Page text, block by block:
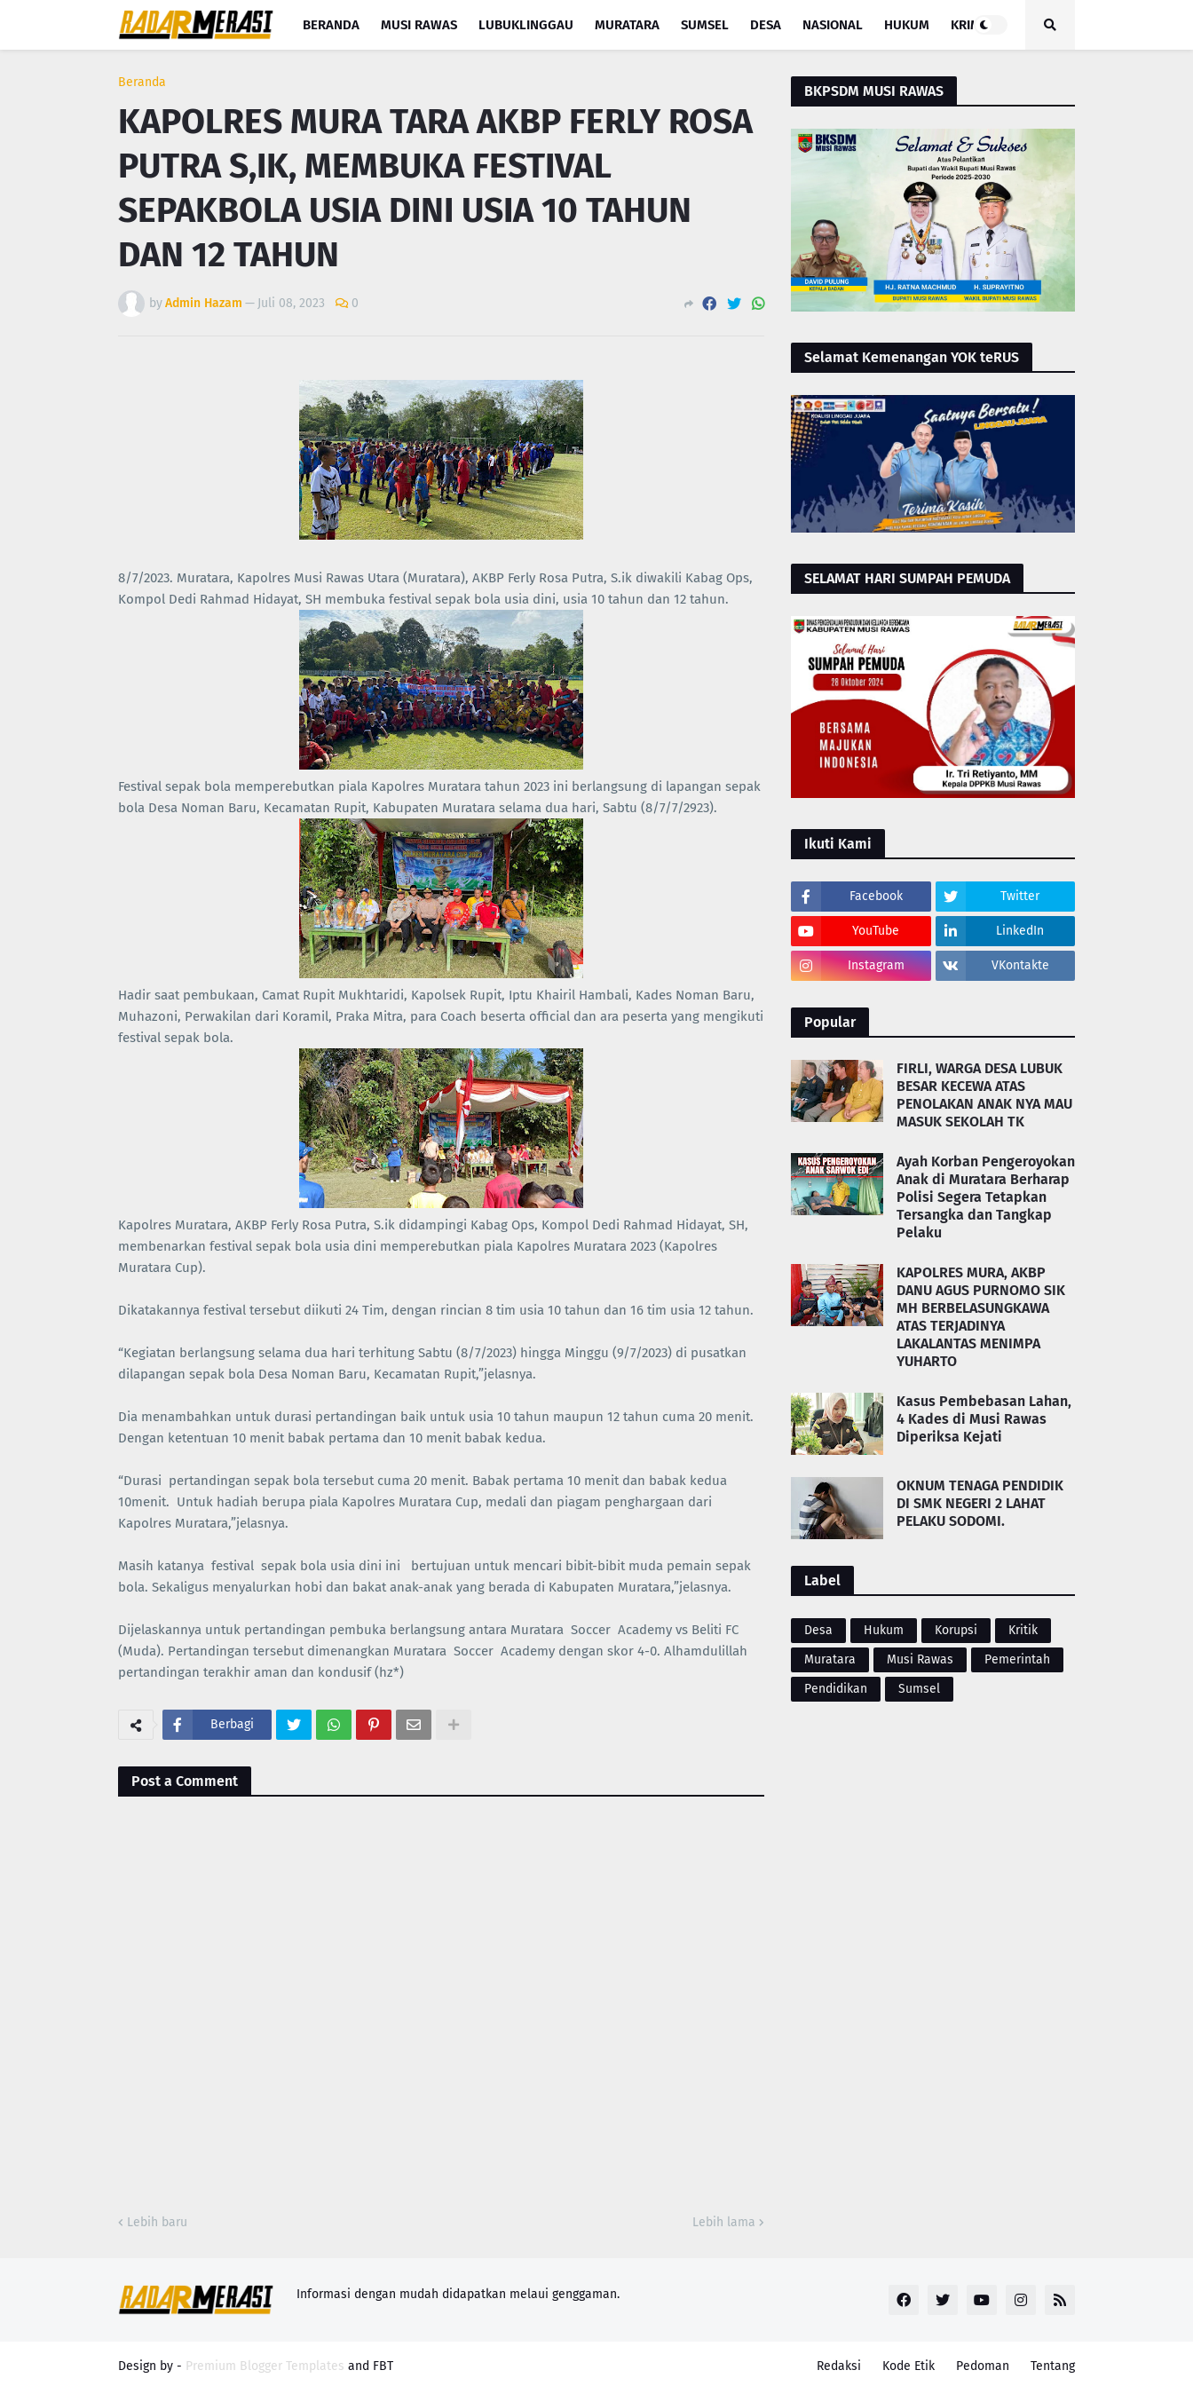
BERANDA MUSI RAWAS LUBUKLINGGAU MURATARA SUMSEL DESA NASIONAL HUKUM KRIMINAL
Beranda
KAPOLRES MURA TARA AKBP FERLY ROSA
PUTRA S,IK, MEMBUKA FESTIVAL
SEPAKBOLA USIA DINI USIA 10 TAHUN
DAN 12 TAHUN
byAdmin Hazam — Juli 08, 2023 0
8/7/2023. Muratara, Kapolres Musi Rawas Utara (Muratara), AKBP Ferly Rosa Putra, S.ik diwakili Kabag Ops,
Kompol Dedi Rahmad Hidayat, SH membuka festival sepak bola usia dini, usia 10 tahun dan 12 tahun.
Festival sepak bola memperebutkan piala Kapolres Muratara tahun 2023 ini berlangsung di lapangan sepak
bola Desa Noman Baru, Kecamatan Rupit, Kabupaten Muratara selama dua hari, Sabtu (8/7/7/2923).
Hadir saat pembukaan, Camat Rupit Mukhtaridi, Kapolsek Rupit, Iptu Khairil Hambali, Kades Noman Baru,
Muhazoni, Perwakilan dari Koramil, Praka Mitra, para Coach beserta official dan ara peserta yang mengikuti
festival sepak bola.
Kapolres Muratara, AKBP Ferly Rosa Putra, S.ik didampingi Kabag Ops, Kompol Dedi Rahmad Hidayat, SH,
membenarkan festival sepak bola usia dini memperebutkan piala Kapolres Muratara 2023 (Kapolres
Muratara Cup).
Dikatakannya festival tersebut diikuti 24 Tim, dengan rincian 8 tim usia 10 tahun dan 16 tim usia 12 tahun.
“Kegiatan berlangsung selama dua hari terhitung Sabtu (8/7/2023) hingga Minggu (9/7/2023) di pusatkan
dilapangan sepak bola Desa Noman Baru, Kecamatan Rupit,”jelasnya.
Dia menambahkan untuk durasi pertandingan baik untuk usia 10 tahun maupun 12 tahun cuma 20 menit.
Dengan ketentuan 10 menit babak pertama dan 10 menit babak kedua.
“Durasi pertandingan sepak bola tersebut cuma 20 menit. Babak pertama 10 menit dan babak kedua
10menit. Untuk hadiah berupa piala Kapolres Muratara Cup, medali dan piagam penghargaan dari
Kapolres Muratara,”jelasnya.
Masih katanya festival sepak bola usia dini ini bertujuan untuk mencari bibit-bibit muda pemain sepak
bola. Sekaligus menyalurkan hobi dan bakat anak-anak yang berada di Kabupaten Muratara,”jelasnya.
Dijelaskannya untuk pertandingan pembuka berlangsung antara Muratara Soccer Academy vs Beliti FC
(Muda). Pertandingan tersebut dimenangkan Muratara Soccer Academy dengan skor 4-0. Alhamdulillah
pertandingan terakhir aman dan kondusif (hz*)
Berbagi
Post a Comment
Lebih baru Lebih lama
BKPSDM MUSI RAWAS
Selamat Kemenangan YOK teRUS
SELAMAT HARI SUMPAH PEMUDA
Ikuti Kami
Facebook Twitter
YouTube LinkedIn
Instagram VKontakte
Popular
FIRLI, WARGA DESA LUBUK
BESAR KECEWA ATAS
PENOLAKAN ANAK NYA MAU
MASUK SEKOLAH TK
Ayah Korban Pengeroyokan
Anak di Muratara Berharap
Polisi Segera Tetapkan
Tersangka dan Tangkap
Pelaku
KAPOLRES MURA, AKBP
DANU AGUS PURNOMO SIK
MH BERBELASUNGKAWA
ATAS TERJADINYA
LAKALANTAS MENIMPA
YUHARTO
Kasus Pembebasan Lahan,
4 Kades di Musi Rawas
Diperiksa Kejati
OKNUM TENAGA PENDIDIK
DI SMK NEGERI 2 LAHAT
PELAKU SODOMI.
Label
Desa Hukum Korupsi
Kritik
Muratara
Musi Rawas
Pemerintah
Pendidikan
Sumsel
Informasi dengan mudah didapatkan melaui genggaman.
Design by - Premium Blogger Templates and FBT Redaksi Kode Etik Pedoman Tentang